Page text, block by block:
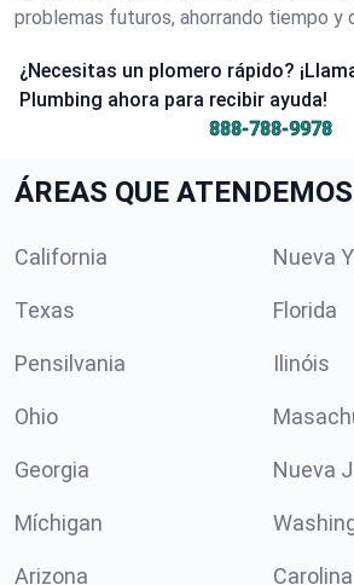
problemas futuros, ahorrando tiempo y
¿Necesitas un plomero rápido?
Plumbing ahora para recibir ayuda!
888-788-9978
ÁREAS QUE ATENDEMOS
California Nueva
Texas Florida
Pensilvania Ilinóis
Ohio
Georgia Nueva
Míchigan
Arizona